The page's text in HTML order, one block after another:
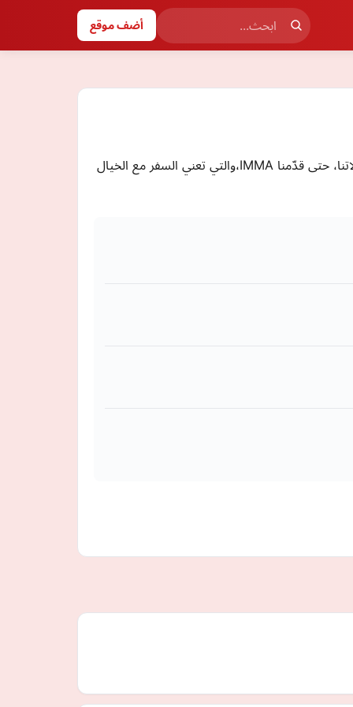
أضف موقع
عطر مُستوحى من الخيال من المملكة إلى عاصمة العطور -باريس-، استلهمنا من أزهارها رونقًا يأسُر الحواس أجاب عن تساؤلاتنا، حتى قدّمنا IMMA،والتي تعني السفر مع الخيال